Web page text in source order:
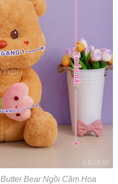
Bear Ngồi Cầm Hoa